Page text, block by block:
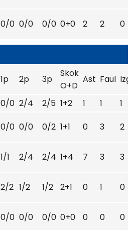
0/0 0/0 0/0 0+0 2 2 0
1p 2p 3p
Skok
O+D
Ast Faul Izg
0/0 2/4 2/5 1+2 1 1
1
0/0 0/0 0/2 1+1 0 3 2
1/1 2/4 2/4 1+4 7 3 3
2/2 1/2 1/2 2+1 0 1 0
0/0 0/0 0/0 0+0 0 0 0